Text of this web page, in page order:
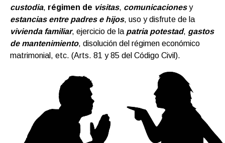
custodia, régimen de visitas, comunicacionesy
estancias entre padres e hijos, uso y disfrute de la
vivienda familiar, ejercicio de la patria potestad, gastos
de mantenimiento, disolución del régimen económico
matrimonial, etc. (Arts. 81 y 85 del Código Civil).